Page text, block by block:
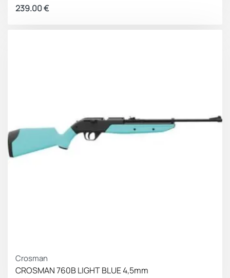
239.00€
Crosman
CROSMAN 760B LIGHT BLUE 4,5mm